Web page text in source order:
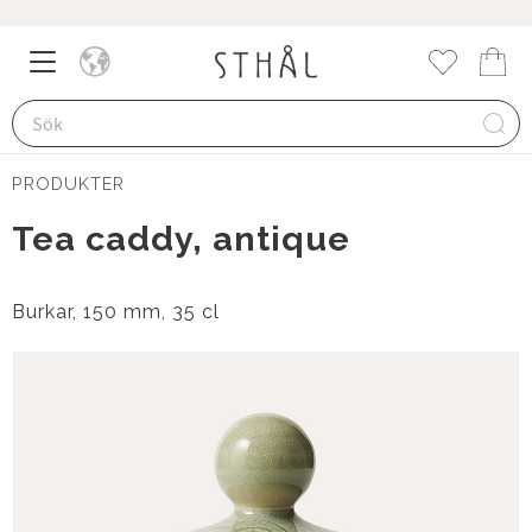
Meny
PRODUKTER
Tea caddy, antique
Burkar, 150 mm, 35 cl